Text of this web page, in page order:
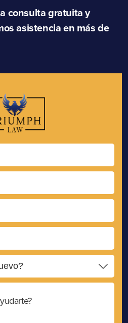
consulta gratuita y
asistencia en más de